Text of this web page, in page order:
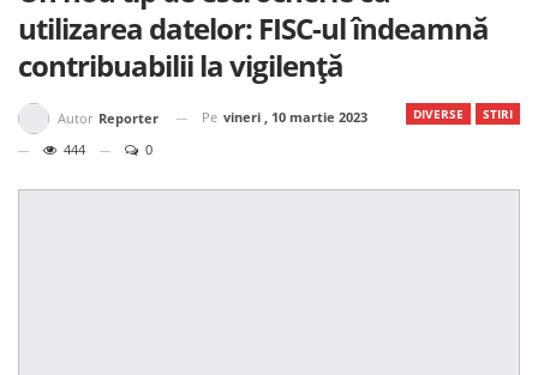
utilizarea datelor: FISC-ul îndeamnă
contribuabilii la vigilență
DIVERSE STIRI
Autor Reporter Pe vineri , 10 martie 2023
444
0